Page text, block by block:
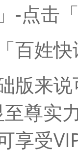
-点击
百姓
版来
尊实
享受